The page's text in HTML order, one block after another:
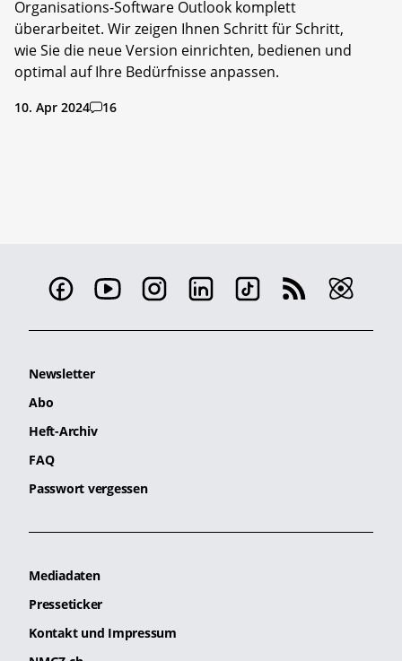
Organisations-Software Outlook komplett
überarbeitet. Wir zeigen Ihnen Schritt für Schritt,
wie Sie die neue Version einrichten, bedienen und
optimal auf Ihre Bedürfnisse anpassen.
10. Apr 2024 16
Newsletter
Abo
Heft-Archiv
FAQ
Passwort vergessen
Mediadaten
Presseticker
Kontakt und Impressum